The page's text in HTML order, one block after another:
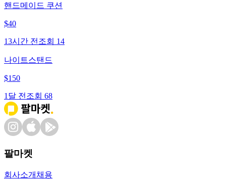
핸드메이드 쿠션
$40
13시간 전 조회 14
나이트스탠드
$150
1달 전 조회 68
팔마켓
회사소개 채용